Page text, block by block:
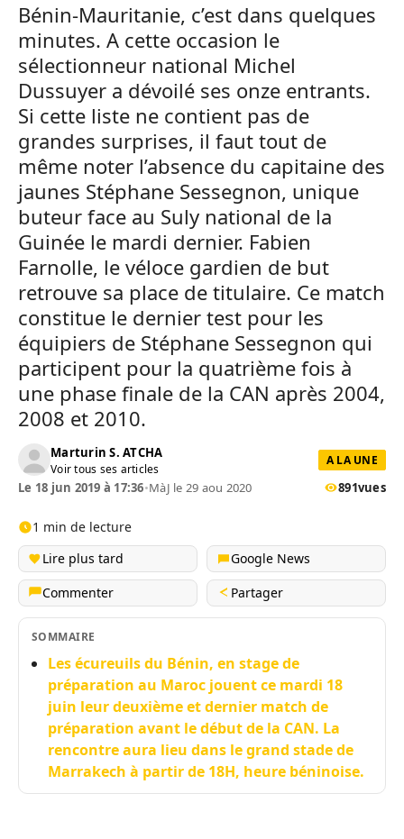
Bénin-Mauritanie, c’est dans quelques
minutes. A cette occasion le
sélectionneur national Michel
Dussuyer a dévoilé ses onze entrants.
Si cette liste ne contient pas de
grandes surprises, il faut tout de
même noter l’absence du capitaine des
jaunes Stéphane Sessegnon, unique
buteur face au Suly national de la
Guinée le mardi dernier. Fabien
Farnolle, le véloce gardien de but
retrouve sa place de titulaire. Ce match
constitue le dernier test pour les
équipiers de Stéphane Sessegnon qui
participent pour la quatrième fois à
une phase finale de la CAN après 2004,
2008 et 2010.
Marturin S. ATCHA
Voir tous ses articles
A LA UNE
Le 18 jun 2019 à 17:36•MàJ le 29 aou 2020 891vues
1 min de lecture
Lire plus tard
Google News
Commenter
Partager
SOMMAIRE
Les écureuils du Bénin, en stage de
préparation au Maroc jouent ce mardi 18
juin leur deuxième et dernier match de
préparation avant le début de la CAN. La
rencontre aura lieu dans le grand stade de
Marrakech à partir de 18H, heure béninoise.